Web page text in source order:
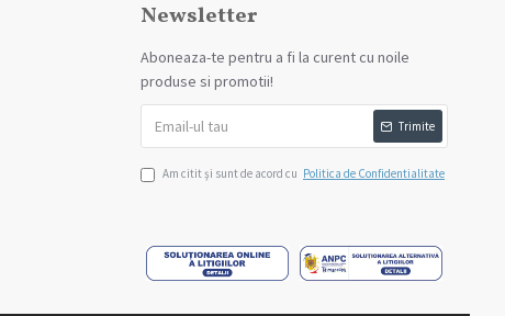
Newsletter
Aboneaza-te pentru a fi la curent cu noile
produse si promotii!
Trimite
Am citit şi sunt de acord cu Politica de Confidentialitate